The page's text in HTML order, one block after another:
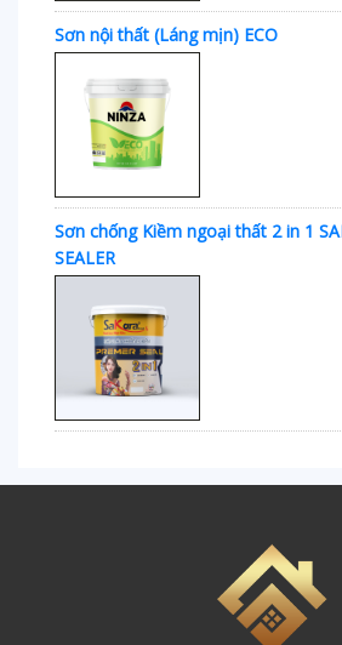
Sơn nội thất (Láng mịn) ECO
Sơn chống Kiềm ngoại thất 2 in 1
SEALER